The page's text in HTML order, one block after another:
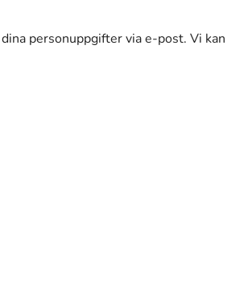
personuppgifter via e-post. Vi kan